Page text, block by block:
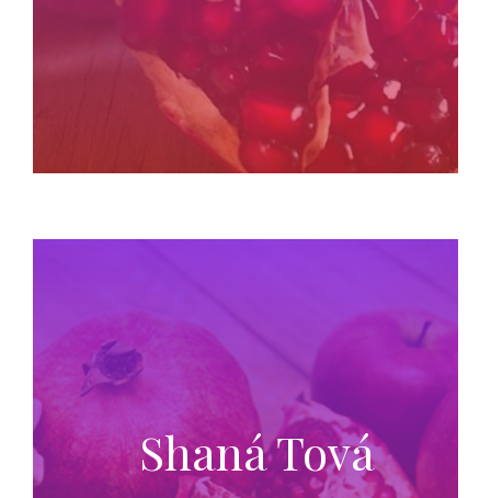
Shaná Tová